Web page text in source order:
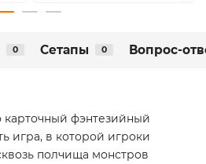
0 Сетапы 0 Вопрос-
карточный фэнтезийный
игра, в которой игроки
полчища монстров